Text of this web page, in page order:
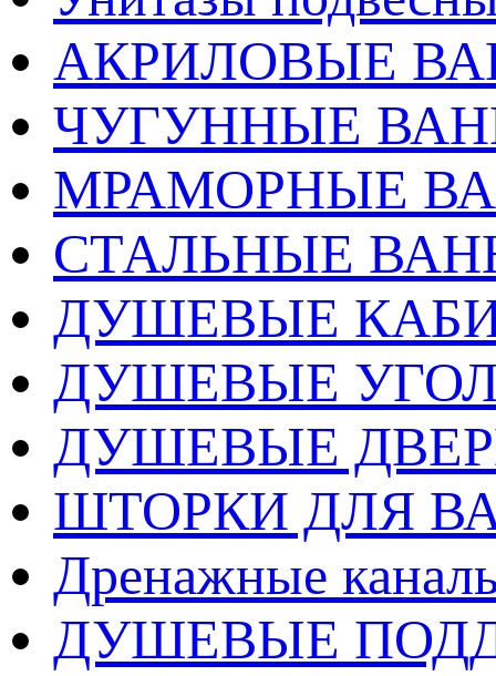
АКРИЛОВЫЕ
ЧУГУННЫЕ
МРАМОРНЫЕ
СТАЛЬНЫЕ
ДУШЕВЫЕ
ДУШЕВЫЕ
ДУШЕВЫЕ
ШТОРКИ ДЛЯ
Дренажные
ДУШЕВЫЕ